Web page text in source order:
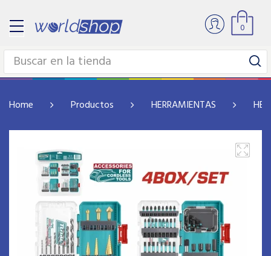
0
Home Productos HERRAMIENTAS